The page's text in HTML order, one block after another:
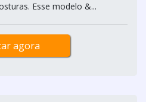
Esse modelo &...
agora